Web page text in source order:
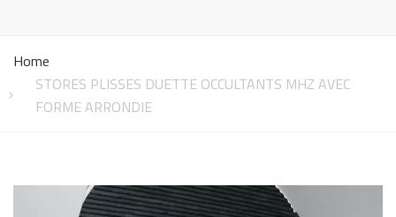
Home
STORES PLISSES DUETTE OCCULTANTS MHZ AVEC
FORME ARRONDIE